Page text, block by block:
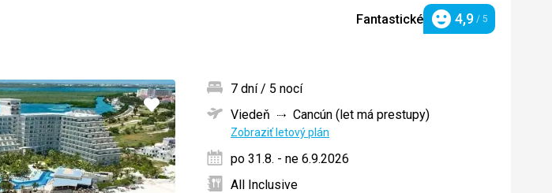
Fantastické Hodnotenie
4,9 / 5
Pridať
do
obľúbených
7 dní / 5 nocí
Viedeň
Cancún (let má prestupy)
Zobraziť letový plán
po 31.8. - ne 6.9.2026
All Inclusive